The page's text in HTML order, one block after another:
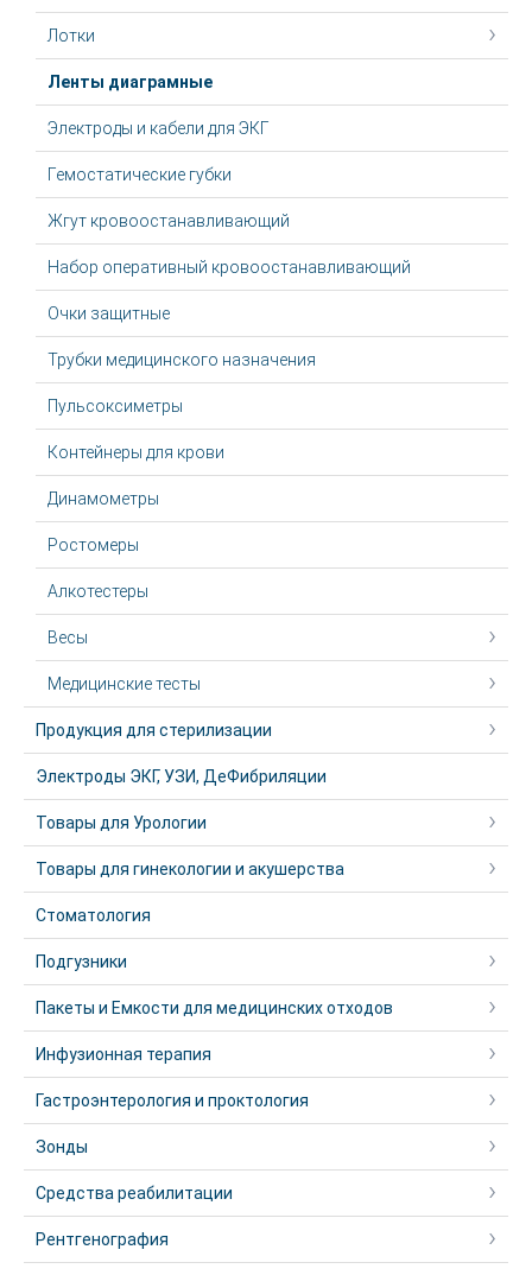
Лотки
Ленты диаграмные
Электроды и кабели для ЭКГ
Гемостатические губки
Жгут крoвooстaнaвливaющий
Набор оперативный кровоостанавливающий
Очки защитные
Трубки медицинского назначения
Пульсоксиметры
Контейнеры для крови
Динамометры
Ростомеры
Алкотестеры
Весы
Медицинские тесты
Продукция для стерилизации
Электроды ЭКГ, УЗИ, ДеФибриляции
Товары для Урологии
Товары для гинекологии и акушерства
Стоматология
Подгузники
Пакеты и Емкости для медицинских отходов
Инфузионная терапия
Гастроэнтерология и проктология
Зонды
Средства реабилитации
Рентгенография